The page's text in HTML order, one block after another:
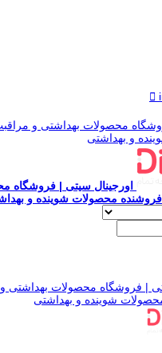
اورجینال سیتی | فروشگاه
محصولات شوینده و